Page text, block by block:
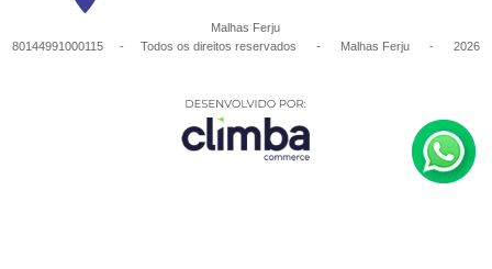
Malhas Ferju
80144991000115 - Todos os direitos reservados
- Malhas Ferju - 2026